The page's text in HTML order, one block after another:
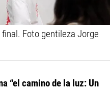
Foto gentileza Jorge
“el camino de la luz: Un